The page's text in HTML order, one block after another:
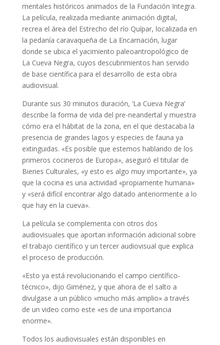
mentales históricos animados de la Fundación Integra.
La película, realizada mediante animación digital,
recrea el área del Estrecho del río Quípar, localizada en
la pedanía caravaqueña de La Encarnación, lugar
donde se ubica el yacimiento paleoantropológico de
La Cueva Negra, cuyos descubrimientos han servido
de base científica para el desarrollo de esta obra
audiovisual.
Durante sus 30 minutos duración, ‘La Cueva Negra’
describe la forma de vida del pre-neandertal y muestra
cómo era el hábitat de la zona, en el que destacaba la
presencia de grandes lagos y especies de fauna ya
extinguidas. «Es posible que estemos hablando de los
primeros cocineros de Europa», aseguró el titular de
Bienes Culturales, «y esto es algo muy importante», ya
que la cocina es una actividad «propiamente humana»
y «será difícil encontrar algo datado anteriormente a lo
que hay en la cueva».
La película se complementa con otros dos
audiovisuales que aportan información adicional sobre
el trabajo científico y un tercer audiovisual que explica
el proceso de producción.
«Esto ya está revolucionando el campo científico-
técnico», dijo Giménez, y que ahora de el salto a
divulgase a un público «mucho más amplio» a través
de un video como este «es de una importancia
enorme».
Todos los audiovisuales están disponibles en